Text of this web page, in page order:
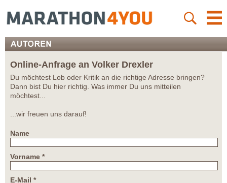
Online-Anfrage an Volker Drexler
Du möchtest Lob oder Kritik an die richtige Adresse bringen?
Dann bist Du hier richtig. Was immer Du uns mitteilen
möchtest...
...wir freuen uns darauf!
Name
Vorname *
E-Mail *